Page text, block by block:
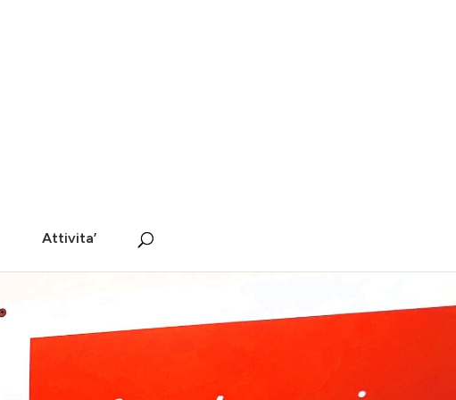
Attivita’